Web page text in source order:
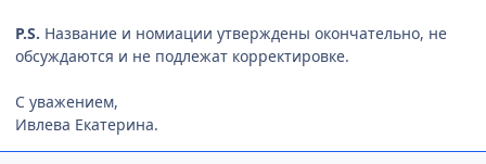
P.S. Название и номиации утверждены окончательно, не
обсуждаются и не подлежат корректировке.
С уважением,
Ивлева Екатерина.